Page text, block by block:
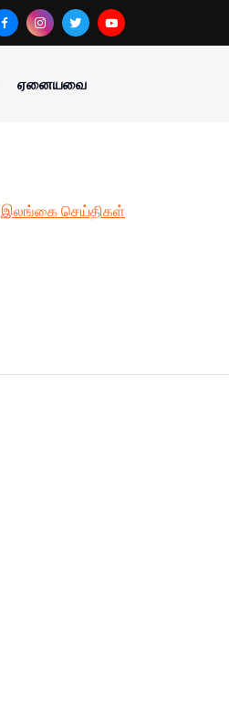
ஏனையவை
இலங்கை செய்திகள்